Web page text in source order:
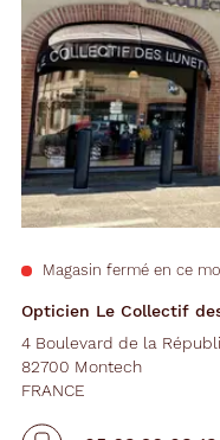
Opticien Le Collectif
Magasin fermé en ce
4 Boulevard de la
82700 Montech
FRANCE